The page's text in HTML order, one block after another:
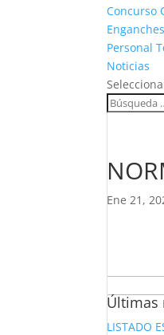
Concurso
Enganches
Personal
Noticias
Ene 21,
Últimas
LISTADO